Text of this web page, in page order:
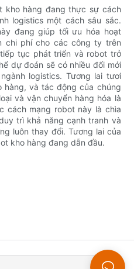
kho hàng đang thực sự cách
logistics một cách sâu sắc.
đang giúp tối ưu hóa hoạt
chi phí cho các công ty trên
tục phát triển và robot trở
dự đoán sẽ có nhiều đổi mới
logistics. Tương lai tươi
hàng, và tác động của chúng
và vận chuyển hàng hóa là
cách mạng robot này là chìa
trì khả năng cạnh tranh và
luôn thay đổi. Tương lai của
kho hàng đang dẫn đầu.